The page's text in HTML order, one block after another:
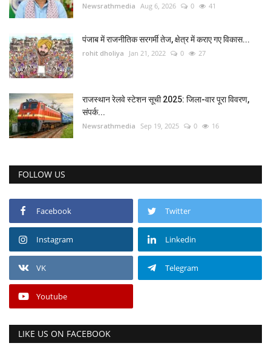
Newsrathmedia Aug 6, 2026 0 41
पंजाब में राजनीतिक सरगर्मी तेज, क्षेत्र में कराए गए विकास...
rohit dholiya Jan 21, 2022 0 27
राजस्थान रेलवे स्टेशन सूची 2025: जिला-वार पूरा विवरण,
संपर्क...
Newsrathmedia Sep 19, 2025 0 16
FOLLOW US
Facebook Twitter
Instagram Linkedin
VK Telegram
Youtube
LIKE US ON FACEBOOK